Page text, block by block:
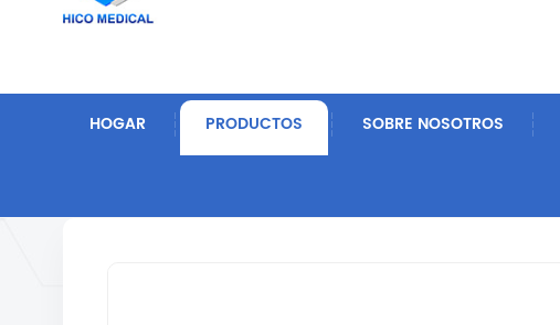
HOGAR PRODUCTOS SOBRE NOSOTROS